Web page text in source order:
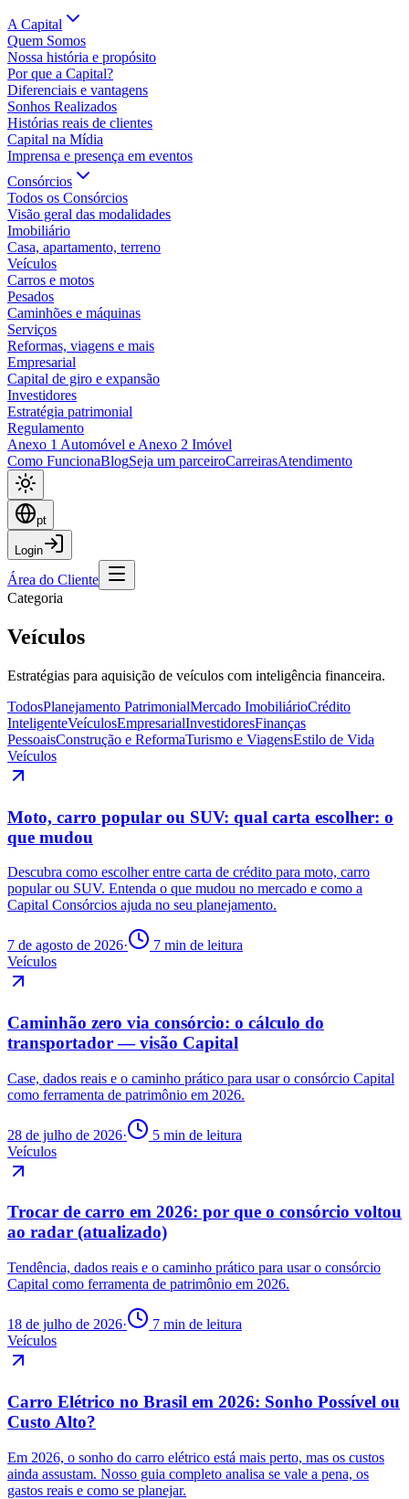
A Capital
Quem Somos
Nossa história e propósito
Por que a Capital?
Diferenciais e vantagens
Sonhos Realizados
Histórias reais de clientes
Capital na Mídia
Imprensa e presença em eventos
Consórcios
Todos os Consórcios
Visão geral das modalidades
Imobiliário
Casa, apartamento, terreno
Veículos
Carros e motos
Pesados
Caminhões e máquinas
Serviços
Reformas, viagens e mais
Empresarial
Capital de giro e expansão
Investidores
Estratégia patrimonial
Regulamento
Anexo 1 Automóvel e Anexo 2 Imóvel
Como FuncionaBlogSeja um parceiroCarreirasAtendimento
pt
Login
Área do Cliente
Categoria
Veículos
Estratégias para aquisição de veículos com inteligência financeira.
TodosPlanejamento PatrimonialMercado ImobiliárioCrédito
InteligenteVeículosEmpresarialInvestidoresFinanças
PessoaisConstrução e ReformaTurismo e ViagensEstilo de Vida
Veículos
Moto, carro popular ou SUV: qual carta escolher: o
que mudou
Descubra como escolher entre carta de crédito para moto, carro
popular ou SUV. Entenda o que mudou no mercado e como a
Capital Consórcios ajuda no seu planejamento.
7 de agosto de 2026·
7 min de leitura
Veículos
Caminhão zero via consórcio: o cálculo do
transportador — visão Capital
Case, dados reais e o caminho prático para usar o consórcio Capital
como ferramenta de patrimônio em 2026.
28 de julho de 2026·
5 min de leitura
Veículos
Trocar de carro em 2026: por que o consórcio voltou
ao radar (atualizado)
Tendência, dados reais e o caminho prático para usar o consórcio
Capital como ferramenta de patrimônio em 2026.
18 de julho de 2026·
7 min de leitura
Veículos
Carro Elétrico no Brasil em 2026: Sonho Possível ou
Custo Alto?
Em 2026, o sonho do carro elétrico está mais perto, mas os custos
ainda assustam. Nosso guia completo analisa se vale a pena, os
gastos reais e como se planejar.